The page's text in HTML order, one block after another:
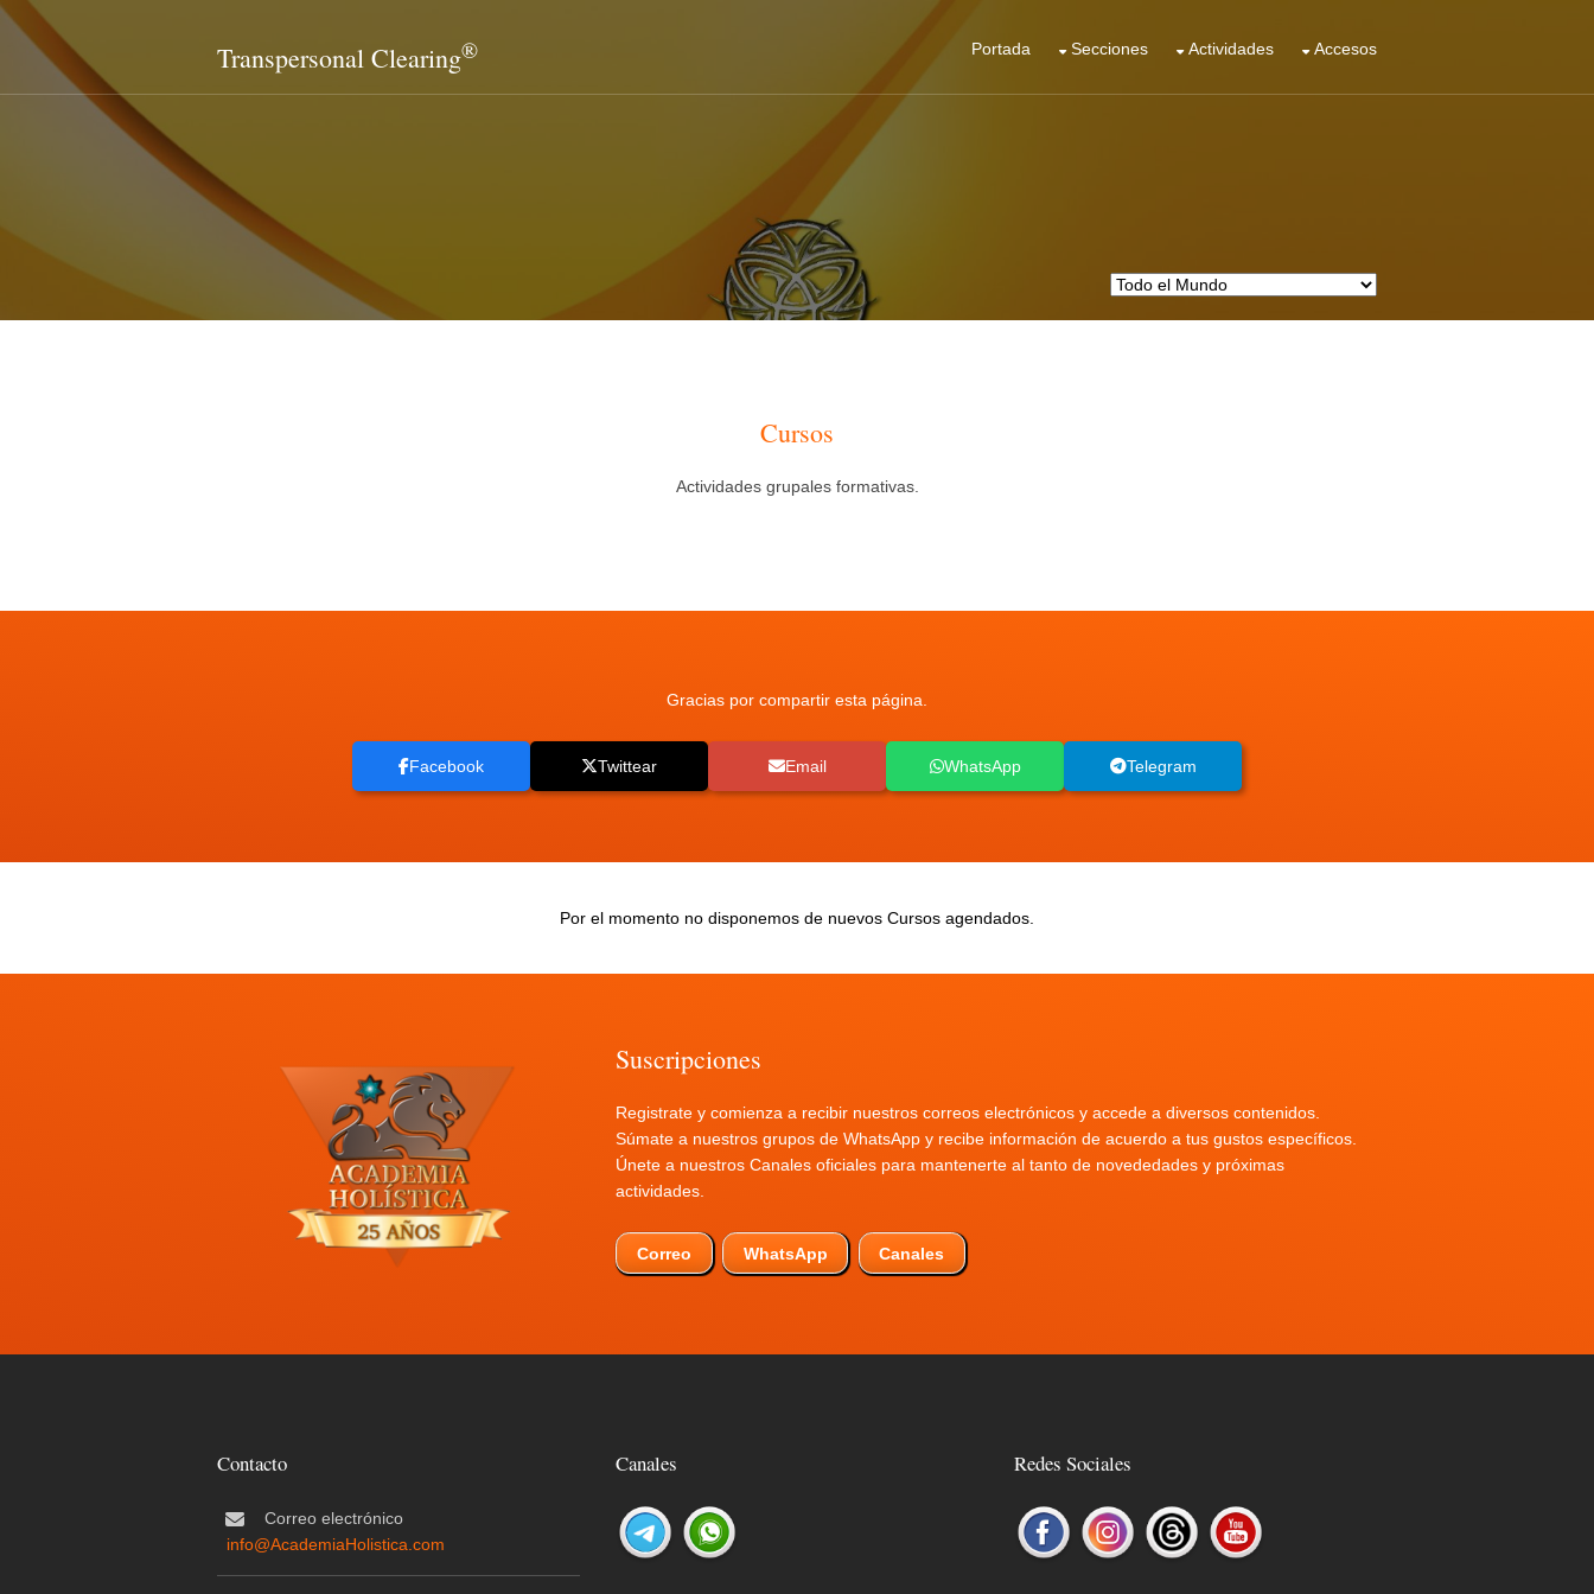
Transpersonal Clearing® Portada Secciones Actividades Accesos
Cursos
Actividades grupales formativas.
Gracias por compartir esta página.
Facebook Twittear Email WhatsApp Telegram
Por el momento no disponemos de nuevos Cursos agendados.
Suscripciones
Registrate y comienza a recibir nuestros correos electrónicos y accede a diversos contenidos.
Súmate a nuestros grupos de WhatsApp y recibe información de acuerdo a tus gustos específicos.
Únete a nuestros Canales oficiales para mantenerte al tanto de novededades y próximas
actividades.
Correo WhatsApp Canales
Contacto
Correo electrónico
info@AcademiaHolistica.com
Canales Redes Sociales